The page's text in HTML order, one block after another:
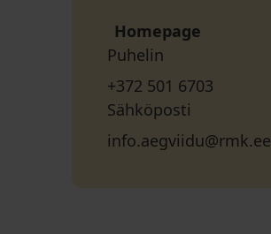
Homepage
Puhelin
+372 501 6703
Sähköposti
info.aegviidu@rmk.ee